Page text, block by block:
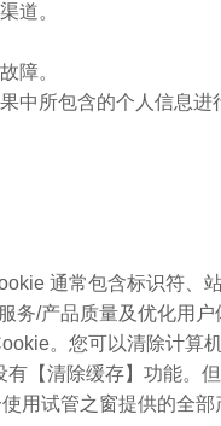
道。
障。
中所包含的个人信息进
通常包含标识符、
/产品质量及优化用户
。您可以清除计算
【清除缓存】功能。
用试管之窗提供的全部